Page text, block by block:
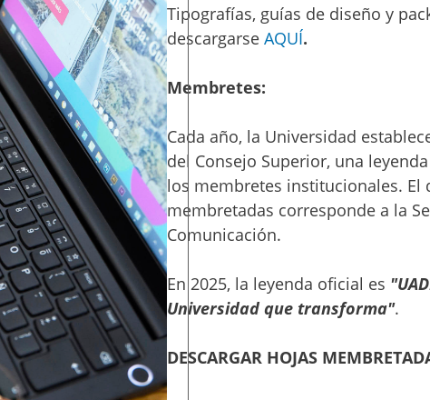
Tipografías, guías de diseño y
descargarse AQUÍ.
Membretes:
Cada año, la Universidad
del Consejo Superior, una
los membretes institucionales. El
membretadas corresponde a la
Comunicación.
En 2025, la leyenda oficial es
Universidad que transforma".
DESCARGAR HOJAS